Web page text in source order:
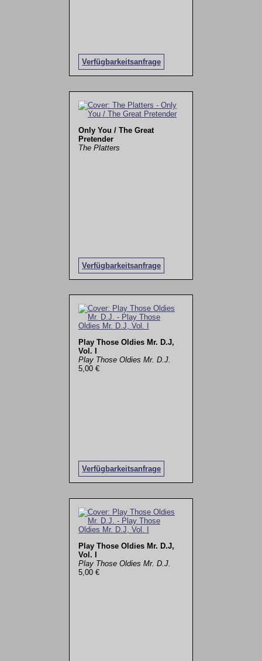
Verfügbarkeitsanfrage
Only You / The Great
Pretender
The Platters
Verfügbarkeitsanfrage
Play Those Oldies Mr. D.J,
Vol. I
Play Those Oldies Mr. D.J.
5,00 €
Verfügbarkeitsanfrage
Play Those Oldies Mr. D.J,
Vol. I
Play Those Oldies Mr. D.J.
5,00 €